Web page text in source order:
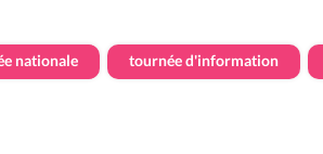
nationale tournée d'information